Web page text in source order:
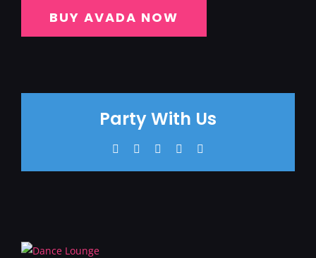
BUY AVADA NOW
Party With Us
Facebook
TwitterWhatsApp
Pinterest